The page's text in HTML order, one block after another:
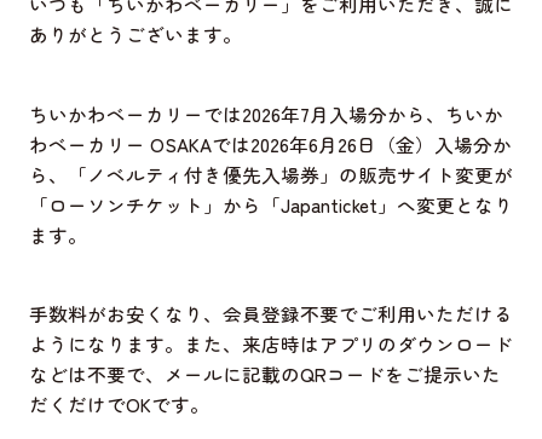
ありがとうございます。
ちいかわベーカリーでは2026年7月入場分から、ちいか
わベーカリー OSAKAでは2026年6月26日（金）入場分か
ら、「ノベルティ付き優先入場券」の販売サイト変更が
「ローソンチケット」から「Japanticket」へ変更となり
ます。
手数料がお安くなり、会員登録不要でご利用いただける
ようになります。また、来店時はアプリのダウンロード
などは不要で、メールに記載のQRコードをご提示いた
だくだけでOKです。